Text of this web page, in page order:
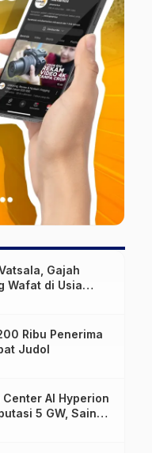
Gajah
Wafat di Usia
Ribu Penerima
Judol
AI Hyperion
5 GW, Saingi